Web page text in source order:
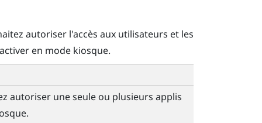
autoriser l'accès aux utilisateurs et les
en mode kiosque.
autoriser une seule ou plusieurs applis